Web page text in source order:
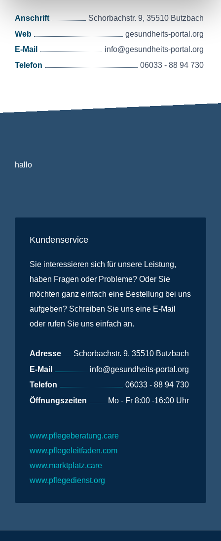
Anschrift
Schorbachstr. 9, 35510 Butzbach
Web
gesundheits-portal.org
E-Mail
info@gesundheits-portal.org
Telefon
06033 - 88 94 730
hallo
Kundenservice
Sie interessieren sich für unsere Leistung,
haben Fragen oder Probleme? Oder Sie
möchten ganz einfach eine Bestellung bei uns
aufgeben? Schreiben Sie uns eine E-Mail
oder rufen Sie uns einfach an.
Adresse
Schorbachstr. 9, 35510 Butzbach
E-Mail
info@gesundheits-portal.org
Telefon
06033 - 88 94 730
Öffnungszeiten
Mo - Fr 8:00 -16:00 Uhr
www.pflegeberatung.care
www.pflegeleitfaden.com
www.marktplatz.care
www.pflegedienst.org